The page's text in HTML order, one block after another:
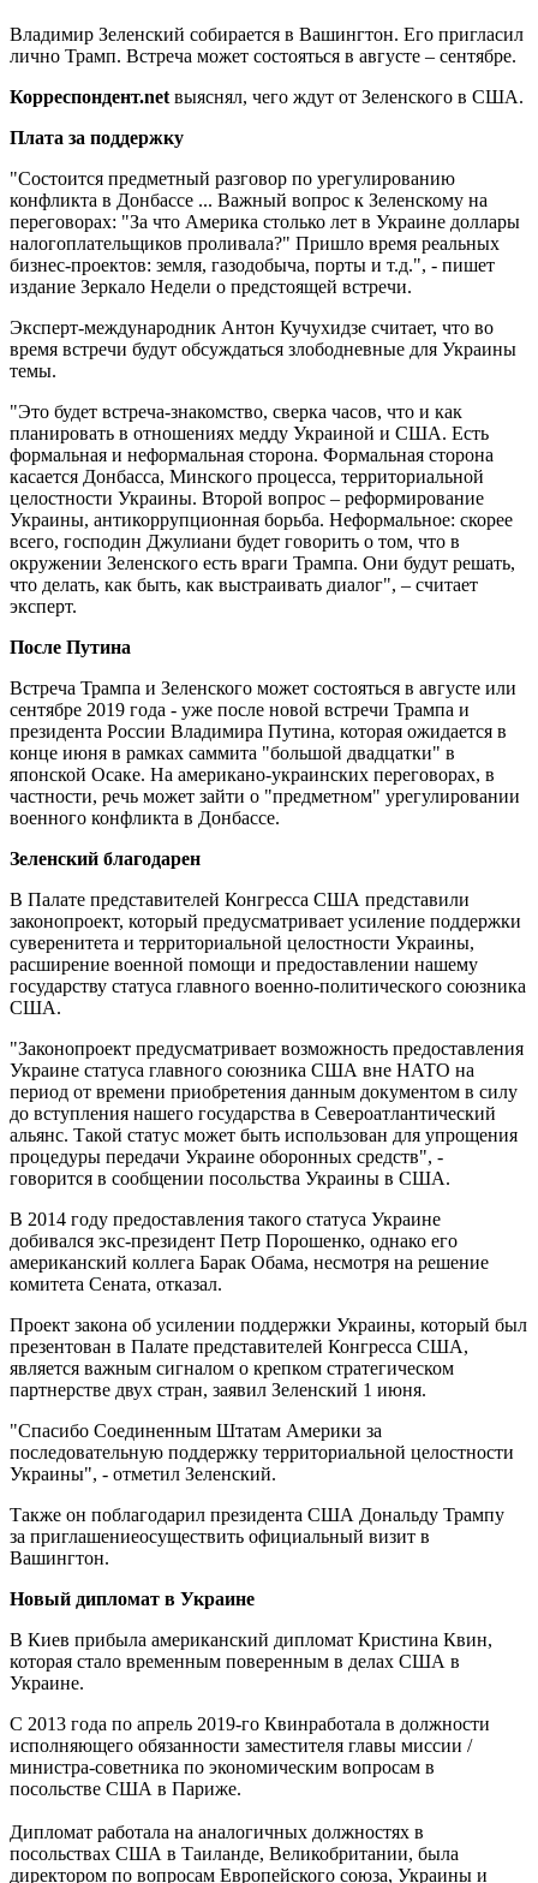
Владимир Зеленский собирается в Вашингтон. Его пригласил
лично Трамп. Встреча может состояться в августе – сентябре.
Корреспондент.net выяснял, чего ждут от Зеленского в США.
Плата за поддержку
"Состоится предметный разговор по урегулированию
конфликта в Донбассе ... Важный вопрос к Зеленскому на
переговорах: "За что Америка столько лет в Украине доллары
налогоплательщиков проливала?" Пришло время реальных
бизнес-проектов: земля, газодобыча, порты и т.д.", - пишет
издание Зеркало Недели о предстоящей встречи.
Эксперт-международник Антон Кучухидзе считает, что во
время встречи будут обсуждаться злободневные для Украины
темы.
"Это будет встреча-знакомство, сверка часов, что и как
планировать в отношениях медду Украиной и США. Есть
формальная и неформальная сторона. Формальная сторона
касается Донбасса, Минского процесса, территориальной
целостности Украины. Второй вопрос – реформирование
Украины, антикоррупционная борьба. Неформальное: скорее
всего, господин Джулиани будет говорить о том, что в
окружении Зеленского есть враги Трампа. Они будут решать,
что делать, как быть, как выстраивать диалог", – считает
эксперт.
После Путина
Встреча Трампа и Зеленского может состояться в августе или
сентябре 2019 года - уже после новой встречи Трампа и
президента России Владимира Путина, которая ожидается в
конце июня в рамках саммита "большой двадцатки" в
японской Осаке. На американо-украинских переговорах, в
частности, речь может зайти о "предметном" урегулировании
военного конфликта в Донбассе.
Зеленский благодарен
В Палате представителей Конгресса США представили
законопроект, который предусматривает усиление поддержки
суверенитета и территориальной целостности Украины,
расширение военной помощи и предоставлении нашему
государству статуса главного военно-политического союзника
США.
"Законопроект предусматривает возможность предоставления
Украине статуса главного союзника США вне НАТО на
период от времени приобретения данным документом в силу
до вступления нашего государства в Североатлантический
альянс. Такой статус может быть использован для упрощения
процедуры передачи Украине оборонных средств", -
говорится в сообщении посольства Украины в США.
В 2014 году предоставления такого статуса Украине
добивался экс-президент Петр Порошенко, однако его
американский коллега Барак Обама, несмотря на решение
комитета Сената, отказал.
Проект закона об усилении поддержки Украины, который был
презентован в Палате представителей Конгресса США,
является важным сигналом о крепком стратегическом
партнерстве двух стран, заявил Зеленский 1 июня.
"Спасибо Соединенным Штатам Америки за
последовательную поддержку территориальной целостности
Украины", - отметил Зеленский.
Также он поблагодарил президента США Дональду Трампу
за приглашениеосуществить официальный визит в
Вашингтон.
Новый дипломат в Украине
В Киев прибыла американский дипломат Кристина Квин,
которая стало временным поверенным в делах США в
Украине.
С 2013 года по апрель 2019-го Квинработала в должности
исполняющего обязанности заместителя главы миссии /
министра-советника по экономическим вопросам в
посольстве США в Париже.
Дипломат работала на аналогичных должностях в
посольствах США в Таиланде, Великобритании, была
директором по вопросам Европейского союза, Украины и